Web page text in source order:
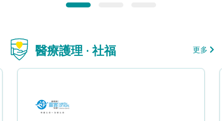
醫療護理 · 社福 更多